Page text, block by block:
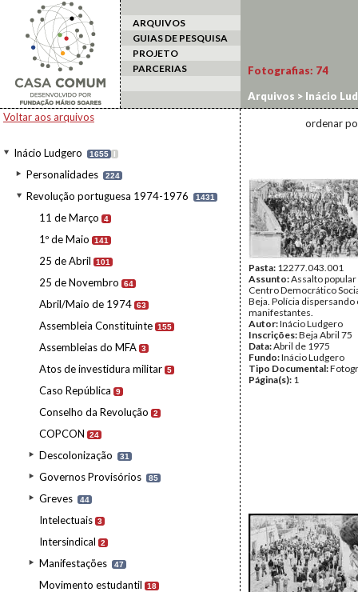
ARQUIVOS
GUIAS DE PESQUISA
PROJETO
PARCERIAS
Voltar aos arquivos
Inácio Ludgero 1655 I
Personalidades 224
Revolução portuguesa 1974-1976 1431
11 de Março 4
1º de Maio 141
25 de Abril 101
25 de Novembro 64
Abril/Maio de 1974 63
Assembleia Constituinte 155
Assembleias do MFA 3
Atos de investidura militar 5
Caso República 9
Conselho da Revolução 2
COPCON 24
Descolonização 31
Governos Provisórios 85
Greves 44
Intelectuais 3
Intersindical 2
Manifestações 47
Movimento estudantil 18
Fotografias: 74
Arquivos > Inácio
ordenar
Pasta: 12277.043.001
Assunto:Assalto popular
Centro Democrático
Beja. Polícia dispersando
manifestantes.
Autor:Inácio Ludgero
Inscrições:Beja Abril 75
Data:Abril de 1975
Fundo:Inácio Ludgero
Tipo Documental:
Página(s): 1